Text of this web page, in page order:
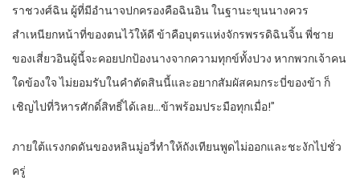
ราชวงศ์ฉิน ผู้ที่มีอำนาจปกครองคือฉินอิน ในฐานะขุนนางควร
สำเหนียกหน้าที่ของตนไว้ให้ดี ข้าคือบุตรแห่งจักรพรรดิฉินจิ้น พี่ชาย
ของเสี่ยวอินผู้นี้จะคอยปกป้องนางจากความทุกข์ทั้งปวง หากพวกเจ้าคน
ใดข้องใจ ไม่ยอมรับในคำตัดสินนี้และอยากสัมผัสคมกระบี่ของข้า ก็
เชิญไปที่วิหารศักดิ์สิทธิ์ได้เลย…ข้าพร้อมประมือทุกเมื่อ!”
ภายใต้แรงกดดันของหลินมู่อวี่ทำให้ถังเทียนพูดไม่ออกและชะงักไปชั่ว
ครู่